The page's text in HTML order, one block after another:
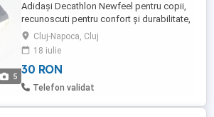
5
Adidași Decathlon Newfeel pentru copii,
recunoscuti pentru confort și durabilitate,
ideali pentru sport, alergare, educație
fizică sau purtare zilnică Mărimea 33
interior 21 cm Design: Modern, unisex
fete. Material: Plasă respirabilă (mesh)
care previne transpirația piciorului. Sistem
Cluj-Napoca, Cluj
18 iulie
30 RON
Telefon validat